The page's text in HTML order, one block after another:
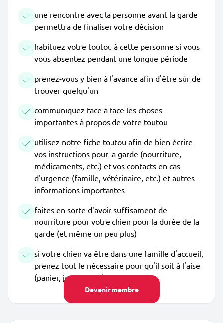
Devenir membre
une rencontre avec la personne avant la garde
permettra de finaliser votre décision
habituez votre toutou à cette personne si vous
vous absentez pendant une longue période
prenez-vous y bien à l'avance afin d'être sûr de
trouver quelqu'un
communiquez face à face les choses
importantes à propos de votre toutou
utilisez notre fiche toutou afin de bien écrire
vos instructions pour la garde (nourriture,
médicaments, etc.) et vos contacts en cas
d'urgence (famille, vétérinaire, etc.) et autres
informations importantes
faites en sorte d'avoir suffisament de
nourriture pour votre chien pour la durée de la
garde (et même un peu plus)
si votre chien va être dans une famille d'accueil,
prenez tout le nécessaire pour qu'il soit à l'aise
(panier, jouets, etc.)